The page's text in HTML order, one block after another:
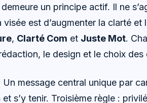
un principe actif. Il ne
est d’augmenter la clarté et
, Clarté Com et Juste Mot.
le design et le choix des
message central unique par
s’y tenir. Troisième règle :